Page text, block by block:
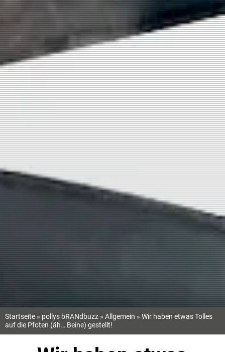
Startseite » pollys bRANdbuzz » Allgemein » Wir haben etwas Tolles
auf die Pfoten (äh… Beine) gestellt!